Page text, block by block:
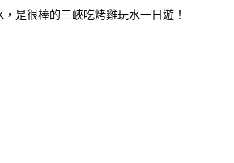
，是很棒的三峽吃烤雞玩水一日遊！